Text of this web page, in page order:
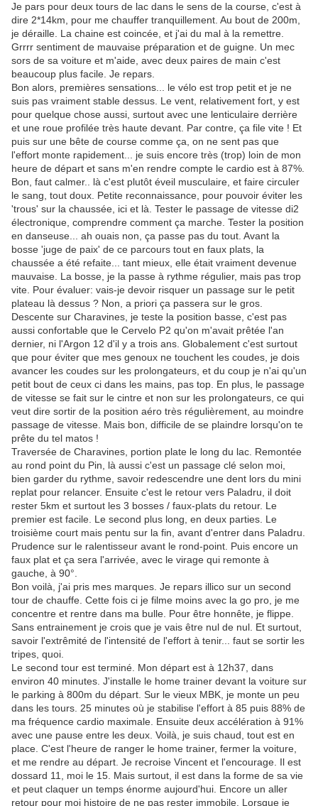
Je pars pour deux tours de lac dans le sens de la course, c'est à
dire 2*14km, pour me chauffer tranquillement. Au bout de 200m,
je déraille. La chaine est coincée, et j'ai du mal à la remettre.
Grrrr sentiment de mauvaise préparation et de guigne. Un mec
sors de sa voiture et m'aide, avec deux paires de main c'est
beaucoup plus facile. Je repars.
Bon alors, premières sensations... le vélo est trop petit et je ne
suis pas vraiment stable dessus. Le vent, relativement fort, y est
pour quelque chose aussi, surtout avec une lenticulaire derrière
et une roue profilée très haute devant. Par contre, ça file vite ! Et
puis sur une bête de course comme ça, on ne sent pas que
l'effort monte rapidement... je suis encore très (trop) loin de mon
heure de départ et sans m'en rendre compte le cardio est à 87%.
Bon, faut calmer.. là c'est plutôt éveil musculaire, et faire circuler
le sang, tout doux. Petite reconnaissance, pour pouvoir éviter les
'trous' sur la chaussée, ici et là. Tester le passage de vitesse di2
électronique, comprendre comment ça marche. Tester la position
en danseuse... ah ouais non, ça passe pas du tout. Avant la
bosse 'juge de paix' de ce parcours tout en faux plats, la
chaussée a été refaite... tant mieux, elle était vraiment devenue
mauvaise. La bosse, je la passe à rythme régulier, mais pas trop
vite. Pour évaluer: vais-je devoir risquer un passage sur le petit
plateau là dessus ? Non, a priori ça passera sur le gros.
Descente sur Charavines, je teste la position basse, c'est pas
aussi confortable que le Cervelo P2 qu'on m'avait prêtée l'an
dernier, ni l'Argon 12 d'il y a trois ans. Globalement c'est surtout
que pour éviter que mes genoux ne touchent les coudes, je dois
avancer les coudes sur les prolongateurs, et du coup je n'ai qu'un
petit bout de ceux ci dans les mains, pas top. En plus, le passage
de vitesse se fait sur le cintre et non sur les prolongateurs, ce qui
veut dire sortir de la position aéro très régulièrement, au moindre
passage de vitesse. Mais bon, difficile de se plaindre lorsqu'on te
prête du tel matos !
Traversée de Charavines, portion plate le long du lac. Remontée
au rond point du Pin, là aussi c'est un passage clé selon moi,
bien garder du rythme, savoir redescendre une dent lors du mini
replat pour relancer. Ensuite c'est le retour vers Paladru, il doit
rester 5km et surtout les 3 bosses / faux-plats du retour. Le
premier est facile. Le second plus long, en deux parties. Le
troisième court mais pentu sur la fin, avant d'entrer dans Paladru.
Prudence sur le ralentisseur avant le rond-point. Puis encore un
faux plat et ça sera l'arrivée, avec le virage qui remonte à
gauche, à 90°.
Bon voilà, j'ai pris mes marques. Je repars illico sur un second
tour de chauffe. Cette fois ci je filme moins avec la go pro, je me
concentre et rentre dans ma bulle. Pour être honnête, je flippe.
Sans entrainement je crois que je vais être nul de nul. Et surtout,
savoir l'extrêmité de l'intensité de l'effort à tenir... faut se sortir les
tripes, quoi.
Le second tour est terminé. Mon départ est à 12h37, dans
environ 40 minutes. J'installe le home trainer devant la voiture sur
le parking à 800m du départ. Sur le vieux MBK, je monte un peu
dans les tours. 25 minutes où je stabilise l'effort à 85 puis 88% de
ma fréquence cardio maximale. Ensuite deux accélération à 91%
avec une pause entre les deux. Voilà, je suis chaud, tout est en
place. C'est l'heure de ranger le home trainer, fermer la voiture,
et me rendre au départ. Je recroise Vincent et l'encourage. Il est
dossard 11, moi le 15. Mais surtout, il est dans la forme de sa vie
et peut claquer un temps énorme aujourd'hui. Encore un aller
retour pour moi histoire de ne pas rester immobile. Lorsque je